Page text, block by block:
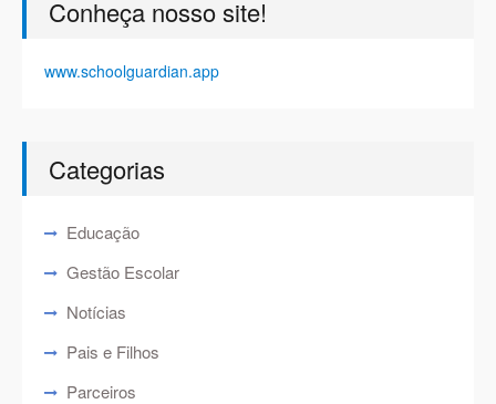
Conheça nosso site!
www.schoolguardian.app
Categorias
Educação
Gestão Escolar
Notícias
Pais e Filhos
Parceiros